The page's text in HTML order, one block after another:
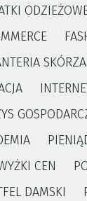
CEN
DAMSKI